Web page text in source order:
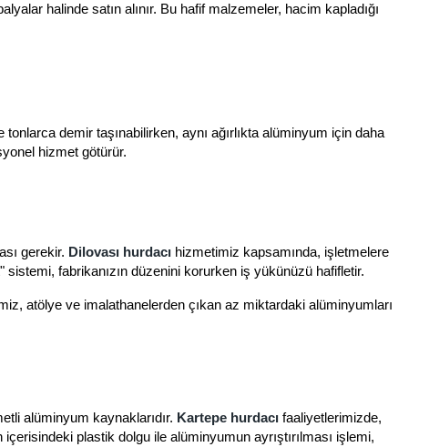
halinde satın alınır. Bu hafif malzemeler, hacim kapladığı
demir taşınabilirken, aynı ağırlıkta alüminyum için daha
hizmet götürür.
gerekir. Dilovası hurdacı hizmetimiz kapsamında, işletmelere
sistemi, fabrikanızın düzenini korurken iş yükünüzü hafifletir.
atölye ve imalathanelerden çıkan az miktardaki alüminyumları
alüminyum kaynaklarıdır. Kartepe hurdacı faaliyetlerimizde,
plastik dolgu ile alüminyumun ayrıştırılması işlemi,